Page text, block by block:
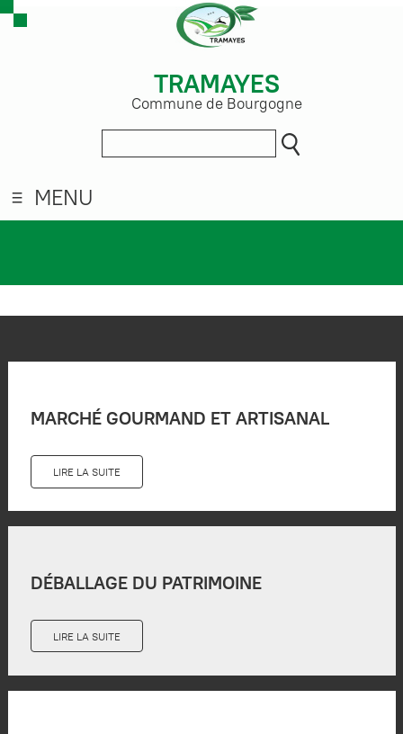
TRAMAYES
Commune de Bourgogne
MENU
MARCHÉ GOURMAND ET ARTISANAL
LIRE LA SUITE
DÉBALLAGE DU PATRIMOINE
LIRE LA SUITE